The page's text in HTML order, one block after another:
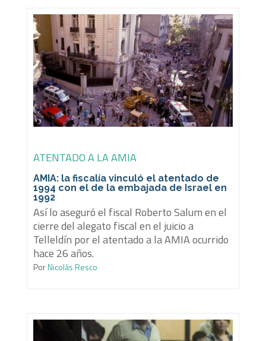
ATENTADO A LA AMIA
AMIA: la fiscalía vinculó el atentado de
1994 con el de la embajada de Israel en
1992
Así lo aseguró el fiscal Roberto Salum en el
cierre del alegato fiscal en el juicio a
Telleldín por el atentado a la AMIA ocurrido
hace 26 años.
PorNicolás Resco